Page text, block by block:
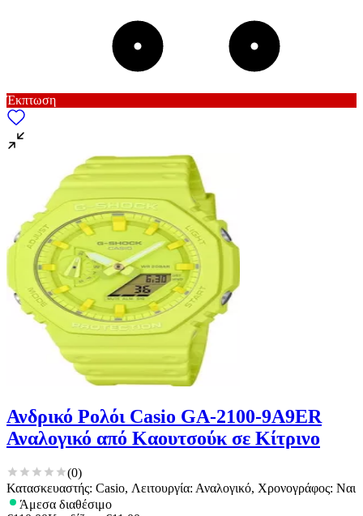
Έκπτωση
Ανδρικό Ρολόι Casio GA-2100-9A9ER
Αναλογικό από Καουτσούκ σε Κίτρινο
(0)
Κατασκευαστής: Casio, Λειτουργία: Αναλογικό, Χρονογράφος: Ναι
Άμεσα διαθέσιμο